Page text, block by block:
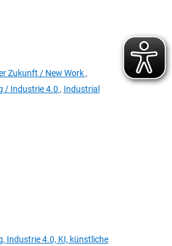
Zukunft / New Work ,
/ Industrie 4.0 , Industrial
Industrie 4.0, KI, künstliche